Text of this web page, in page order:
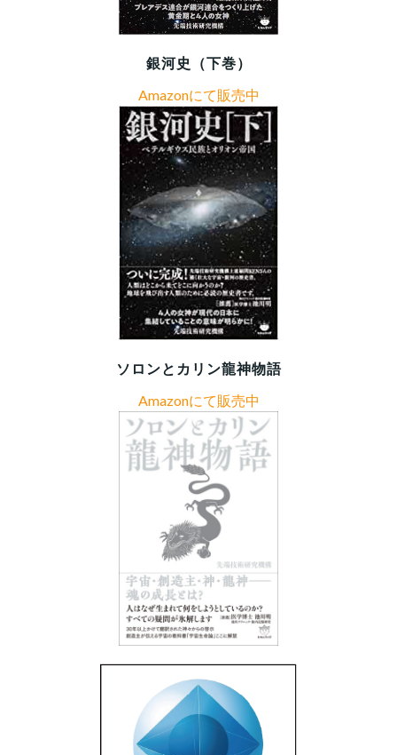
銀河史（下巻）
Amazonにて販売中
ソロンとカリン龍神物語
Amazonにて販売中